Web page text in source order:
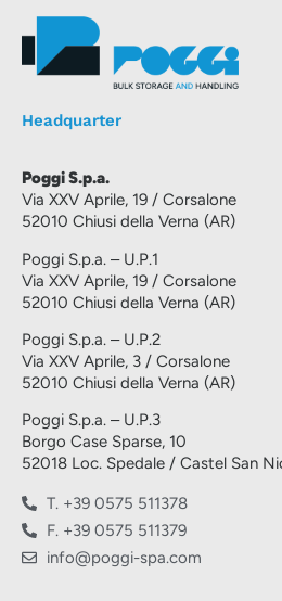
Headquarter
Poggi S.p.a.
Via XXV Aprile, 19 / Corsalone
52010 Chiusi della Verna (AR)
Poggi S.p.a. – U.P.1
Via XXV Aprile, 19 / Corsalone
52010 Chiusi della Verna (AR)
Poggi S.p.a. – U.P.2
Via XXV Aprile, 3 / Corsalone
52010 Chiusi della Verna (AR)
Poggi S.p.a. – U.P.3
Borgo Case Sparse, 10
52018 Loc. Spedale / Castel San
T. +39 0575 511378
F. +39 0575 511379
info@poggi-spa.com